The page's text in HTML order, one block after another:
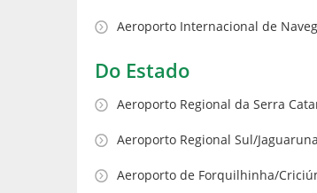
Aeroporto Internacional de
Do Estado
Aeroporto Regional da Serra
Aeroporto Regional Sul/
Aeroporto de Forquilhinha/